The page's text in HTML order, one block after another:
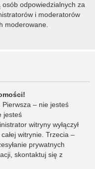
odpowiedzialnych za
i moderatorów
moderowane.
– nie jesteś
jesteś
witryny wyłączył
witrynie. Trzecia –
prywatnych
skontaktuj się z